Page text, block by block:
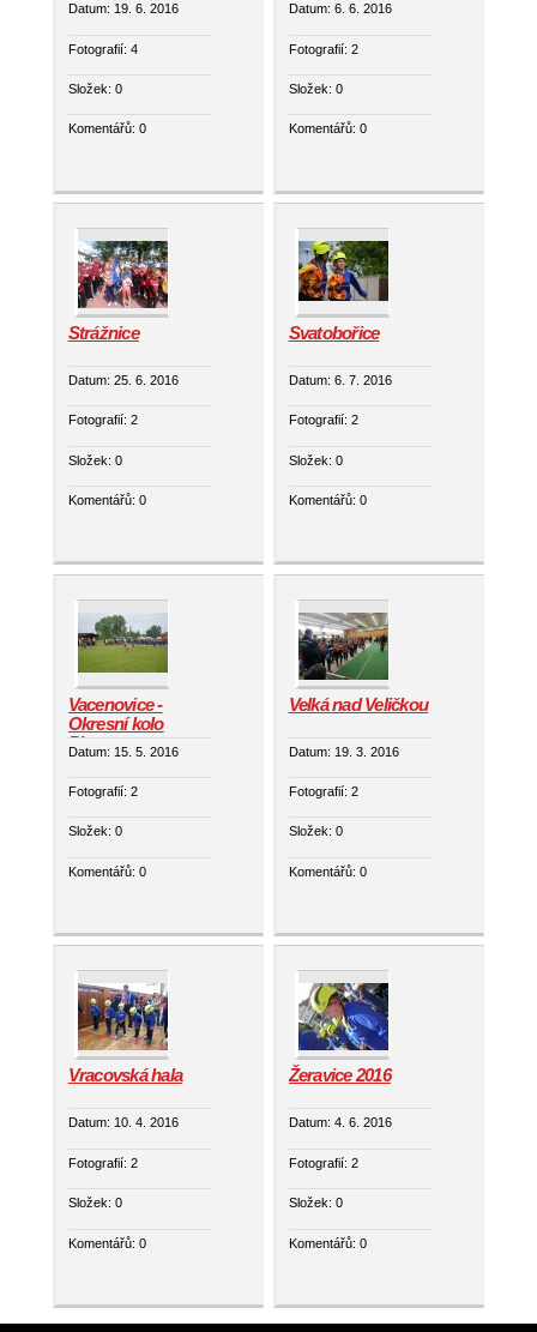
Datum: 19. 6. 2016
Fotografií: 4
Složek: 0
Komentářů: 0
Datum: 6. 6. 2016
Fotografií: 2
Složek: 0
Komentářů: 0
Strážnice
Datum: 25. 6. 2016
Fotografií: 2
Složek: 0
Komentářů: 0
Svatobořice
Datum: 6. 7. 2016
Fotografií: 2
Složek: 0
Komentářů: 0
Vacenovice -
Okresní kolo
Plamen
Datum: 15. 5. 2016
Fotografií: 2
Složek: 0
Komentářů: 0
Velká nad Veličkou
Datum: 19. 3. 2016
Fotografií: 2
Složek: 0
Komentářů: 0
Vracovská hala
Datum: 10. 4. 2016
Fotografií: 2
Složek: 0
Komentářů: 0
Žeravice 2016
Datum: 4. 6. 2016
Fotografií: 2
Složek: 0
Komentářů: 0